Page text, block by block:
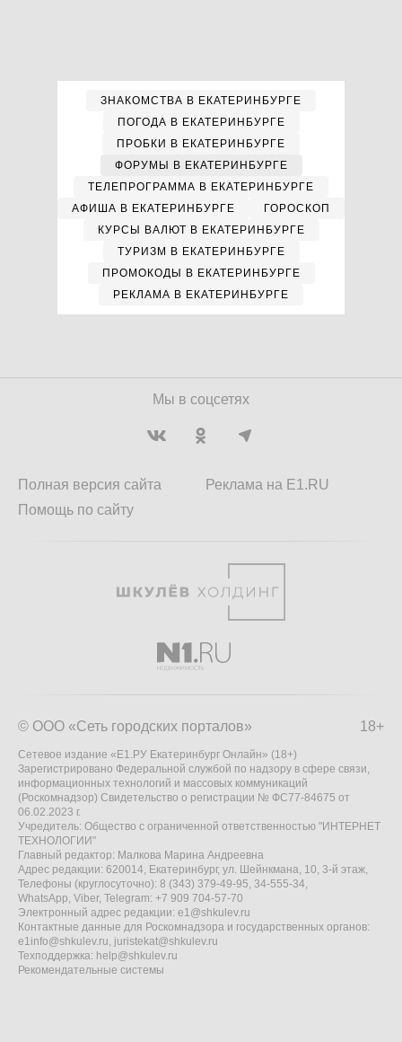
ЗНАКОМСТВА В ЕКАТЕРИНБУРГЕ
ПОГОДА В ЕКАТЕРИНБУРГЕ
ПРОБКИ В ЕКАТЕРИНБУРГЕ
ФОРУМЫ В ЕКАТЕРИНБУРГЕ
ТЕЛЕПРОГРАММА В ЕКАТЕРИНБУРГЕ
АФИША В ЕКАТЕРИНБУРГЕ
ГОРОСКОП
КУРСЫ ВАЛЮТ В ЕКАТЕРИНБУРГЕ
ТУРИЗМ В ЕКАТЕРИНБУРГЕ
ПРОМОКОДЫ В ЕКАТЕРИНБУРГЕ
РЕКЛАМА В ЕКАТЕРИНБУРГЕ
Мы в соцсетях
Полная версия сайта
Помощь по сайту
Реклама на E1.RU
18+
© ООО «Сеть городских порталов»
Сетевое издание «Е1.РУ Екатеринбург Онлайн» (18+)
Зарегистрировано Федеральной службой по надзору в сфере связи,
информационных технологий и массовых коммуникаций
(Роскомнадзор) Свидетельство о регистрации № ФС77-84675 от
06.02.2023 г.
Учредитель: Общество с ограниченной ответственностью "ИНТЕРНЕТ
ТЕХНОЛОГИИ"
Главный редактор: Малкова Марина Андреевна
Адрес редакции: 620014, Екатеринбург, ул. Шейнкмана, 10, 3-й этаж,
Телефоны (круглосуточно): 8 (343) 379-49-95, 34-555-34,
WhatsApp, Viber, Telegram: +7 909 704-57-70
Электронный адрес редакции: e1@shkulev.ru
Контактные данные для Роскомнадзора и государственных органов:
e1info@shkulev.ru, juristekat@shkulev.ru
Техподдержка: help@shkulev.ru
Рекомендательные системы